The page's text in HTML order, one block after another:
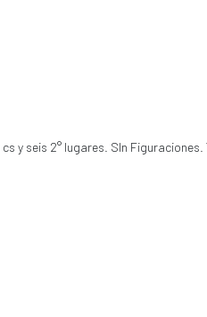
y seis 2° lugares. SIn